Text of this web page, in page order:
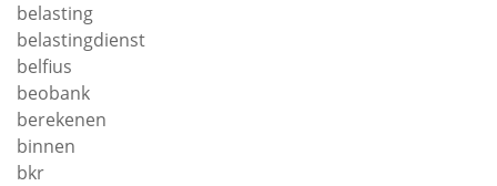
belasting
belastingdienst
belfius
beobank
berekenen
binnen
bkr